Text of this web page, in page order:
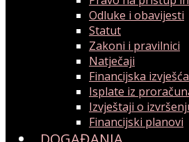
Odluke i obavijesti
Statut
Zakoni i pravilnici
Natječaji
Financijska izvješća
Isplate iz
Izvještaji o
Financijski planovi